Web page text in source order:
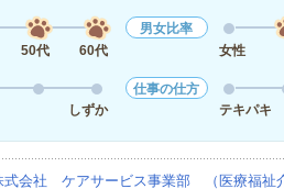
50代 60代
男女比率
女性
しずか
仕事の仕方
テキパキ
式会社 ケアサービス事業部 （医療福祉